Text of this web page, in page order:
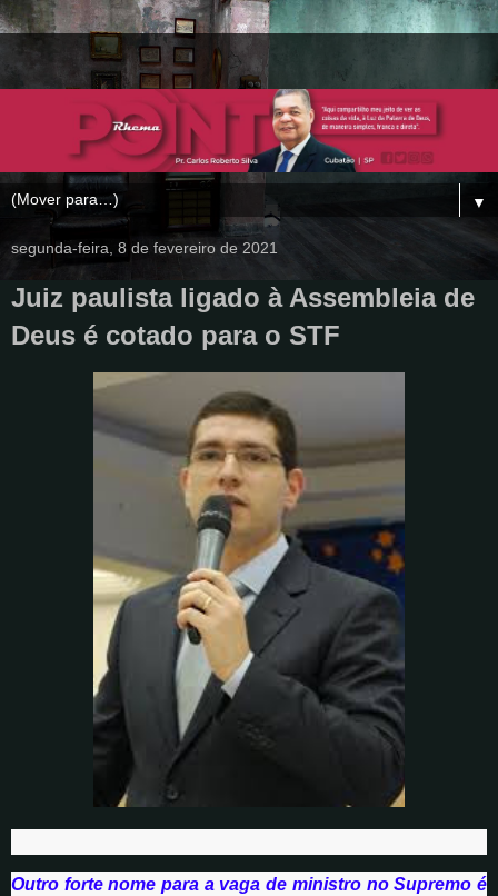
▼
segunda-feira, 8 de fevereiro de 2021
Juiz paulista ligado à Assembleia de
Deus é cotado para o STF
Outro forte nome para a vaga de ministro no Supremo é